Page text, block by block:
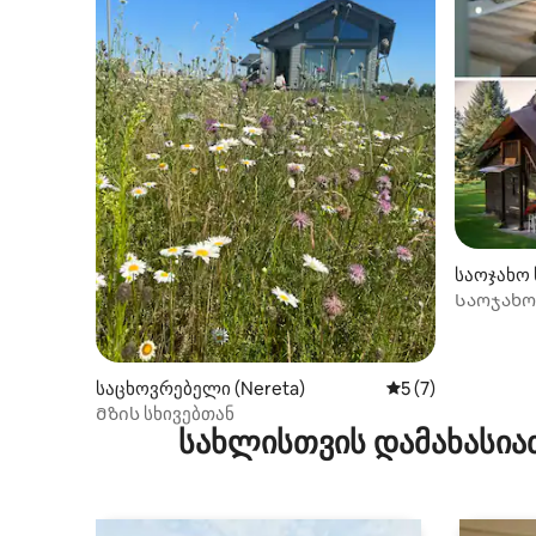
საცხოვრებელი (Nereta) საშუალო
5 (7)
Მზის სხივებთან
საოჯახო
nieki)
სახლისთვის